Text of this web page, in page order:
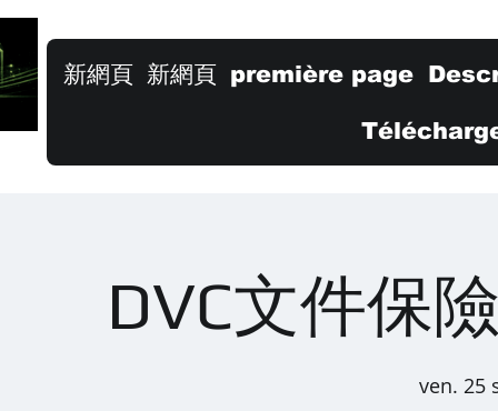
新網頁 新網頁 première page
DVC文件保
ven. 25